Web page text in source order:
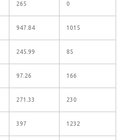
265 0
947.84 1015
245.99 85
97.26 166
271.33 230
397 1232